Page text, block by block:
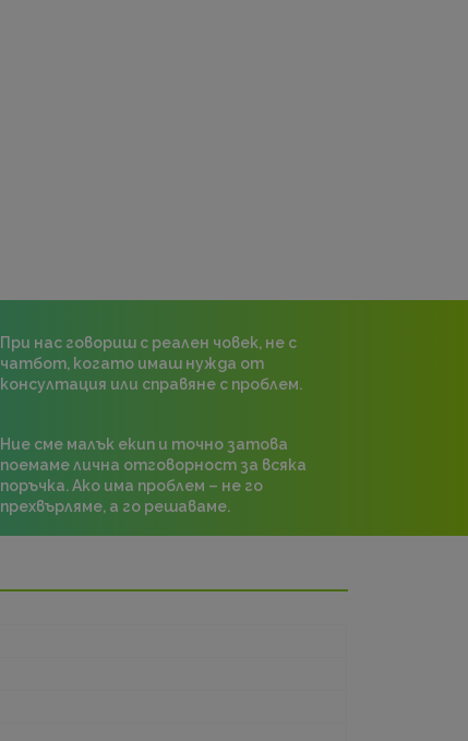
При нас говориш с реален човек, не с
чатбот, когато имаш нужда от
консултация или справяне с проблем.
Ние сме малък екип и точно затова
поемаме лична отговорност за всяка
поръчка. Ако има проблем – не го
прехвърляме, а го решаваме.